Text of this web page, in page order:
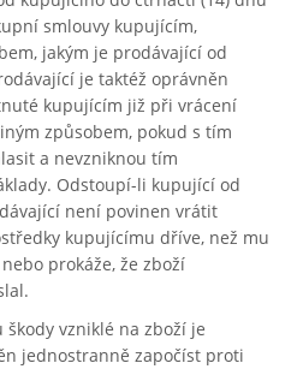
smlouvy kupujícím,
jakým je prodávající od
je taktéž oprávněn
kupujícím již při vrácení
způsobem, pokud s tím
a nevzniknou tím
Odstoupí-li kupující od
není povinen vrátit
kupujícímu dříve, než mu
prokáže, že zboží
vzniklé na zboží je
jednostranně započíst proti